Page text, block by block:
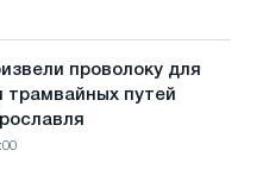
проволоку для
трамвайных путей